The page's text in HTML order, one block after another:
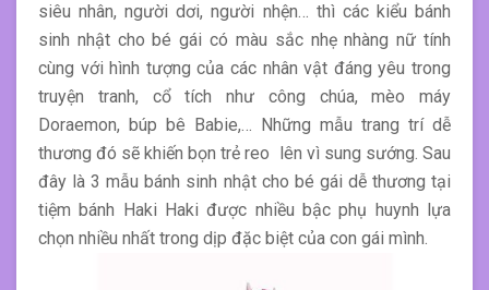
siêu nhân, người dơi, người nhện… thì các kiểu bánh
sinh nhật cho bé gái có màu sắc nhẹ nhàng nữ tính
cùng với hình tượng của các nhân vật đáng yêu trong
truyện tranh, cổ tích như công chúa, mèo máy
Doraemon, búp bê Babie,… Những mẫu trang trí dễ
thương đó sẽ khiến bọn trẻ reo lên vì sung sướng. Sau
đây là 3 mẫu bánh sinh nhật cho bé gái dễ thương tại
tiệm bánh Haki Haki được nhiều bậc phụ huynh lựa
chọn nhiều nhất trong dịp đặc biệt của con gái mình.